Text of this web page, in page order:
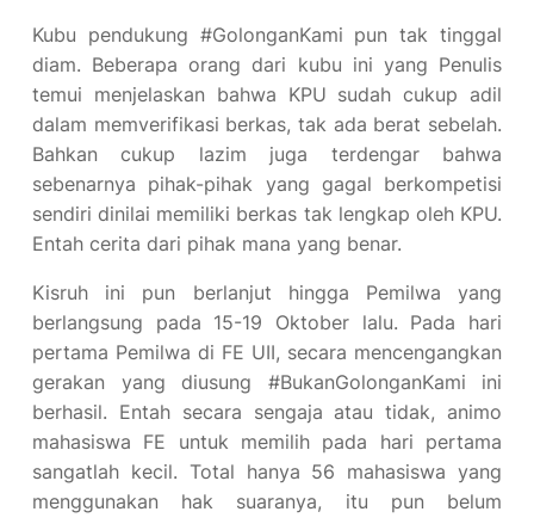
Kubu pendukung #GolonganKami pun tak tinggal
diam. Beberapa orang dari kubu ini yang Penulis
temui menjelaskan bahwa KPU sudah cukup adil
dalam memverifikasi berkas, tak ada berat sebelah.
Bahkan cukup lazim juga terdengar bahwa
sebenarnya pihak-pihak yang gagal berkompetisi
sendiri dinilai memiliki berkas tak lengkap oleh KPU.
Entah cerita dari pihak mana yang benar.
Kisruh ini pun berlanjut hingga Pemilwa yang
berlangsung pada 15-19 Oktober lalu. Pada hari
pertama Pemilwa di FE UII, secara mencengangkan
gerakan yang diusung #BukanGolonganKami ini
berhasil. Entah secara sengaja atau tidak, animo
mahasiswa FE untuk memilih pada hari pertama
sangatlah kecil. Total hanya 56 mahasiswa yang
menggunakan hak suaranya, itu pun belum